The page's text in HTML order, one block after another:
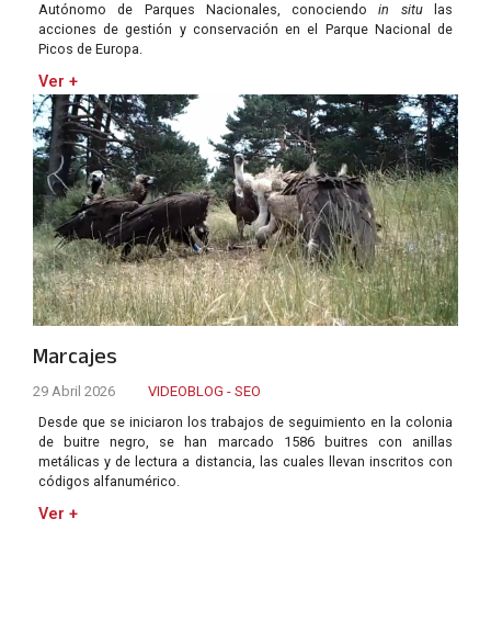
Autónomo de Parques Nacionales, conociendoin situlas
acciones de gestión y conservación en el Parque Nacional de
Picos de Europa.
Ver +
Marcajes
29 Abril 2026
VIDEOBLOG - SEO
Desde que se iniciaron los trabajos de seguimiento en la colonia
de buitre negro, se han marcado 1586 buitres con anillas
metálicas y de lectura a distancia, las cuales llevan inscritos con
códigos alfanumérico.
Ver +